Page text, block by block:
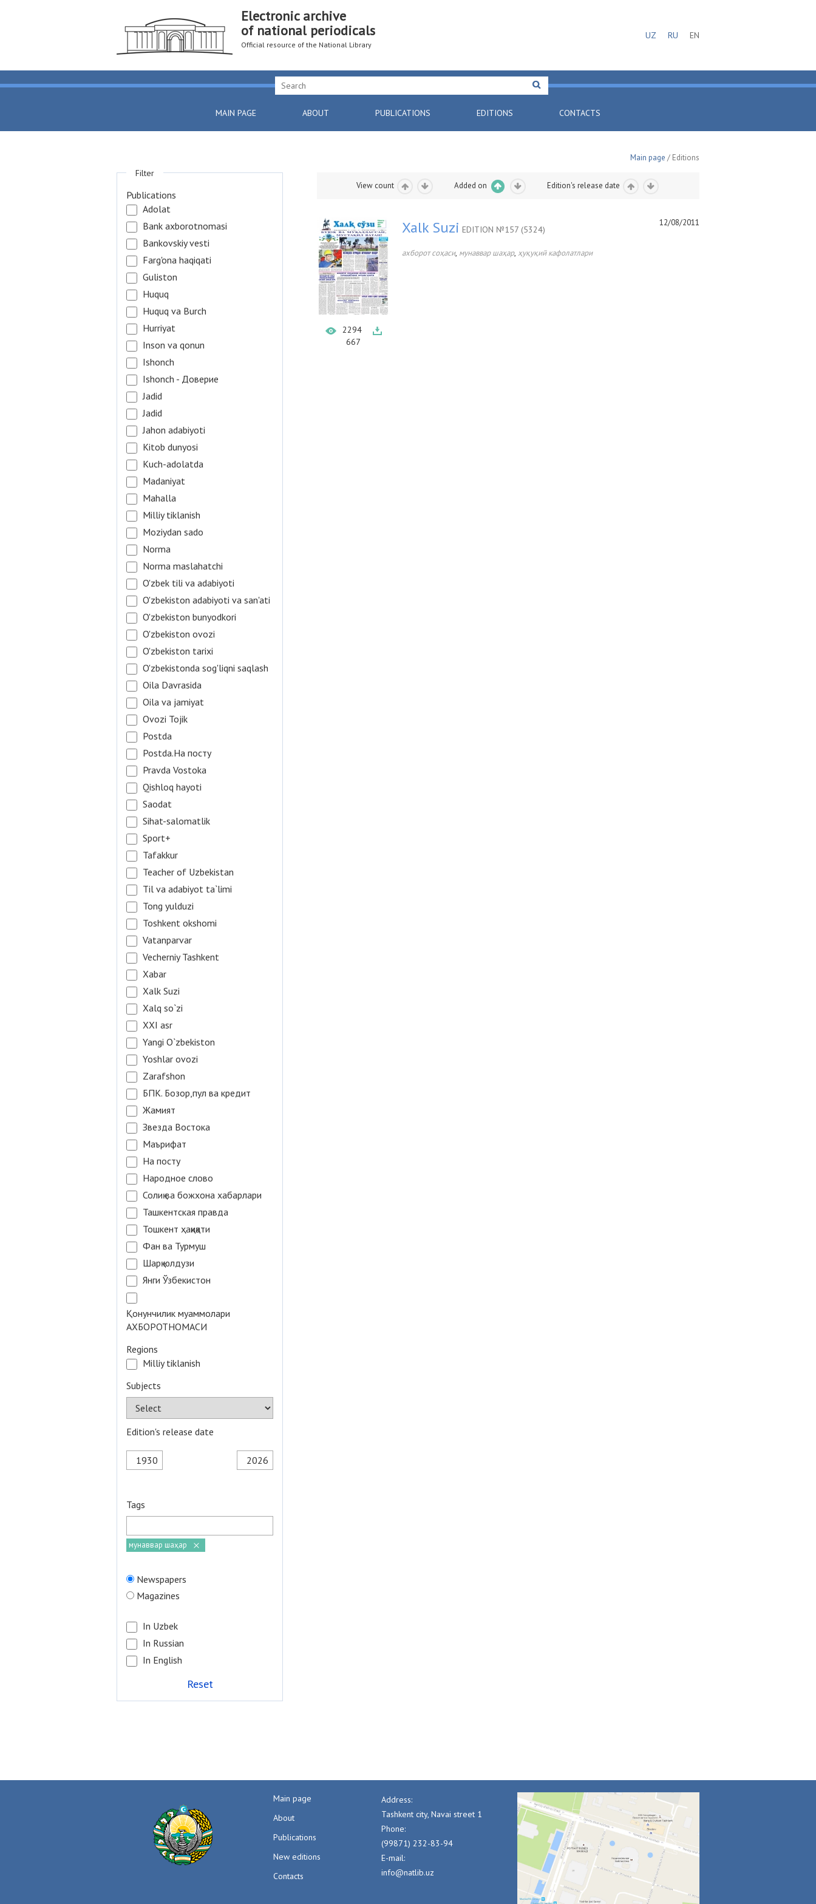
Electronic archive
of national periodicals
Official resource of the National Library
UZ RU EN
MAIN PAGE ABOUT PUBLICATIONS EDITIONS CONTACTS
Main page / Editions
View count Added on Edition's release date
2294
667
12/08/2011
Xalk Suzi EDITION №157 (5324)
ахборот соҳаси, мунаввар шаҳар, ҳуқуқий кафолатлари
Filter
Publications
Adolat
Bank axborotnomasi
Bankovskiy vesti
Farg'ona haqiqati
Guliston
Huquq
Huquq va Burch
Hurriyat
Inson va qonun
Ishonch
Ishonch - Доверие
Jadid
Jadid
Jahon adabiyoti
Kitob dunyosi
Kuch-adolatda
Madaniyat
Mahalla
Milliy tiklanish
Moziydan sado
Norma
Norma maslahatchi
O'zbek tili va adabiyoti
O'zbekiston adabiyoti va san'ati
O'zbekiston bunyodkori
O'zbekiston ovozi
O'zbekiston tarixi
O'zbekistonda sog'liqni saqlash
Oila Davrasida
Oila va jamiyat
Ovozi Tojik
Postda
Postda.На посту
Pravda Vostoka
Qishloq hayoti
Saodat
Sihat-salomatlik
Sport+
Tafakkur
Teacher of Uzbekistan
Til va adabiyot ta`limi
Tong yulduzi
Toshkent okshomi
Vatanparvar
Vecherniy Tashkent
Xabar
Xalk Suzi
Xalq so`zi
XXI asr
Yangi O`zbekiston
Yoshlar ovozi
Zarafshon
БПК. Бозор,пул ва кредит
Жамият
Звезда Востока
Маърифат
На посту
Народное слово
Солиқ ва божхона хабарлари
Ташкентская правда
Тошкент ҳақиқати
Фан ва Турмуш
Шарқ юлдузи
Янги Ўзбекистон
Қонунчилик муаммолари
АХБОРОТНОМАСИ
Regions
Milliy tiklanish
Subjects
Edition's release date
Tags
мунаввар шаҳар
Newspapers
Magazines
In Uzbek
In Russian
In English
Reset
Main page
About
Publications
New editions
Contacts
Address:
Tashkent city, Navai street 1
Phone:
(99871) 232-83-94
E-mail:
info@natlib.uz